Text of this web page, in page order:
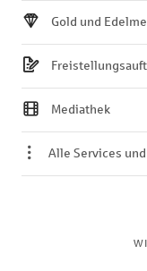
Gold und
Mediathek
Alle Services